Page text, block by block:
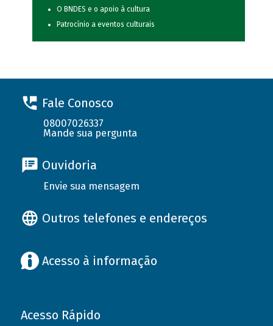
O BNDES e o apoio à cultura
Patrocínio a eventos culturais
Fale Conosco
08007026337
Mande sua pergunta
Ouvidoria
Envie sua mensagem
Outros telefones e endereços
Acesso à informação
Acesso Rápido